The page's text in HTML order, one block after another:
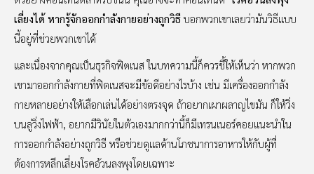
เลี่ยงได้ หากรู้จักออกกำลังกายอย่างถูกวิธี บอกพวกเขาเลยว่ามันวิธีแบบ
นี้อยู่ที่ช่วยพวกเขาได้
และเนื่องจากคุณเป็นธุรกิจฟิตเนส ในบทความนี้ก็ควรชี้ให้เห็นว่า หากพวก
เขามาออกกำลังกายที่ฟิตเนสจะมีข้อดีอย่างไรบ้าง เช่น มีเครื่องออกกำลัง
กายหลายอย่างให้เลือกเล่นได้อย่างตรงจุด ถ้าอยากเผาผลาญไขมัน ก็ให้วิ่ง
บนลู่วิ่งไฟฟ้า, อยากมีวินัยในตัวเองมากกว่านี้ก็มีเทรนเนอร์คอยแนะนำใน
การออกกำลังอย่างถูกวิธี หรือช่วยดูแลด้านโภชนาการอาหารให้กับผู้ที่
ต้องการหลีกเลี่ยงโรคอ้วนลงพุงโดยเฉพาะ